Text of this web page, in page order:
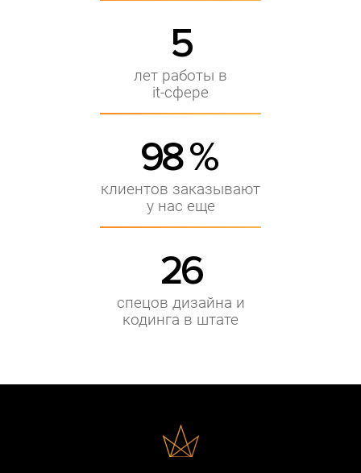
5
лет работы в
it-сфере
98 %
клиентов заказывают
у нас еще
26
спецов дизайна и
кодинга в штате